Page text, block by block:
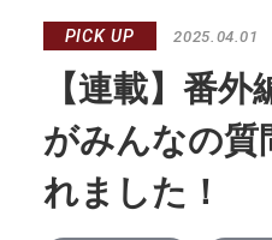
PICK UP 2025.04.01
【連載】番
がみんなの質
れました！